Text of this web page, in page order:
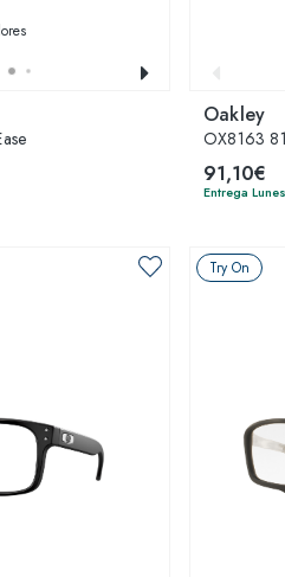
Oakley
OX8163
91,10€
Entrega
Try On